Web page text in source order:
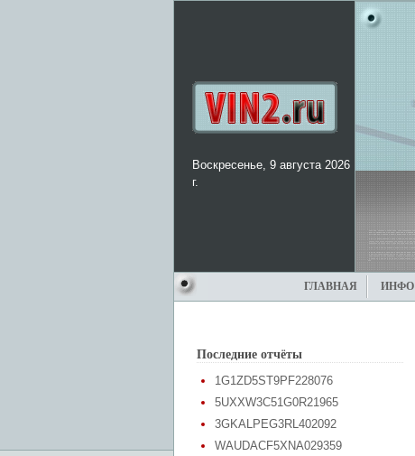
Воскресенье, 9 августа 2026
г.
ГЛАВНАЯ ИНФО
Последние отчёты
1G1ZD5ST9PF228076
5UXXW3C51G0R21965
3GKALPEG3RL402092
WAUDACF5XNA029359